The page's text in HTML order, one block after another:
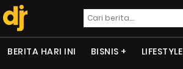
BERITA HARI INI BISNIS LIFESTYLE